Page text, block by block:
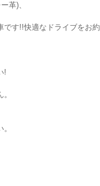
革)、
です!!快適なドライブをお約
!